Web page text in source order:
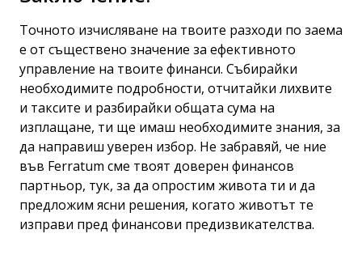
Точното изчисляване на твоите разходи по заема
е от съществено значение за ефективното
управление на твоите финанси. Събирайки
необходимите подробности, отчитайки лихвите
и таксите и разбирайки общата сума на
изплащане, ти ще имаш необходимите знания, за
да направиш уверен избор. Не забравяй, че ние
във Ferratum сме твоят доверен финансов
партньор, тук, за да опростим живота ти и да
предложим ясни решения, когато животът те
изправи пред финансови предизвикателства.